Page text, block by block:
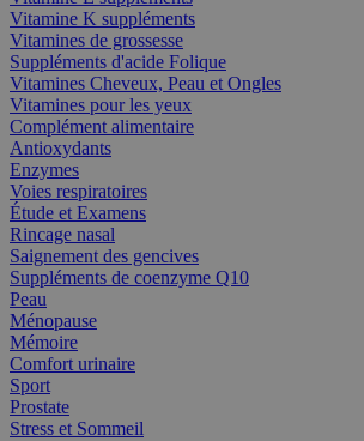
Vitamine K suppléments
Vitamines de grossesse
Suppléments d'acide Folique
Vitamines Cheveux, Peau et Ongles
Vitamines pour les yeux
Complément alimentaire
Antioxydants
Enzymes
Voies respiratoires
Étude et Examens
Rincage nasal
Saignement des gencives
Suppléments de coenzyme Q10
Peau
Ménopause
Mémoire
Comfort urinaire
Sport
Prostate
Stress et Sommeil